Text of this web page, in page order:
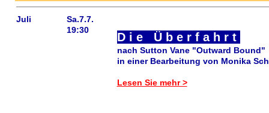
Juli
Sa.7.7.
19:30
Die Überfahrt
nach Sutton Vane "Outward Bound"
in einer Bearbeitung von Monika
Lesen Sie mehr >